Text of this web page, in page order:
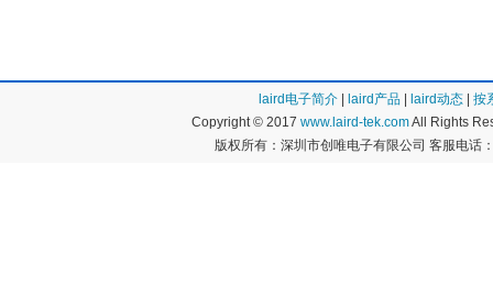
laird电子简介 laird产品 laird动态
按
Copyright © 2017 www.laird-tek.comAll Rights
版权所有：深圳市创唯电子有限公司 客服电话